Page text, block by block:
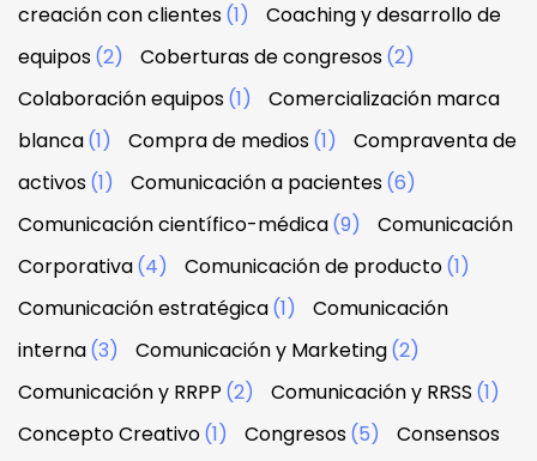
creación con clientes(1)
Coaching y desarrollo de
equipos(2) Coberturas de congresos(2)
Colaboración equipos(1)
Comercialización marca
blanca(1) Compra de medios(1)
Compraventa de
activos(1) Comunicación a pacientes(6)
Comunicación científico-médica(9)
Comunicación
Corporativa(4) Comunicación de producto(1)
Comunicación estratégica(1)
Comunicación
interna(3) Comunicación y Marketing(2)
Comunicación y RRPP (2) Comunicación y RRSS (1)
Concepto Creativo(1) Congresos(5)
Consensos